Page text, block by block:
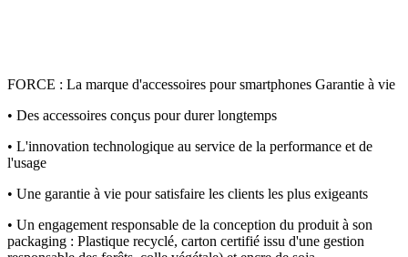
FORCE : La marque d'accessoires pour smartphones Garantie à vie
• Des accessoires conçus pour durer longtemps
• L'innovation technologique au service de la performance et de
l'usage
• Une garantie à vie pour satisfaire les clients les plus exigeants
• Un engagement responsable de la conception du produit à son
packaging : Plastique recyclé, carton certifié issu d'une gestion